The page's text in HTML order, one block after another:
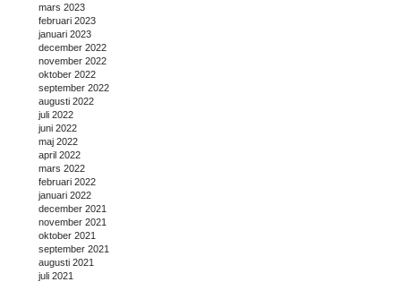
mars 2023
februari 2023
januari 2023
december 2022
november 2022
oktober 2022
september 2022
augusti 2022
juli 2022
juni 2022
maj 2022
april 2022
mars 2022
februari 2022
januari 2022
december 2021
november 2021
oktober 2021
september 2021
augusti 2021
juli 2021